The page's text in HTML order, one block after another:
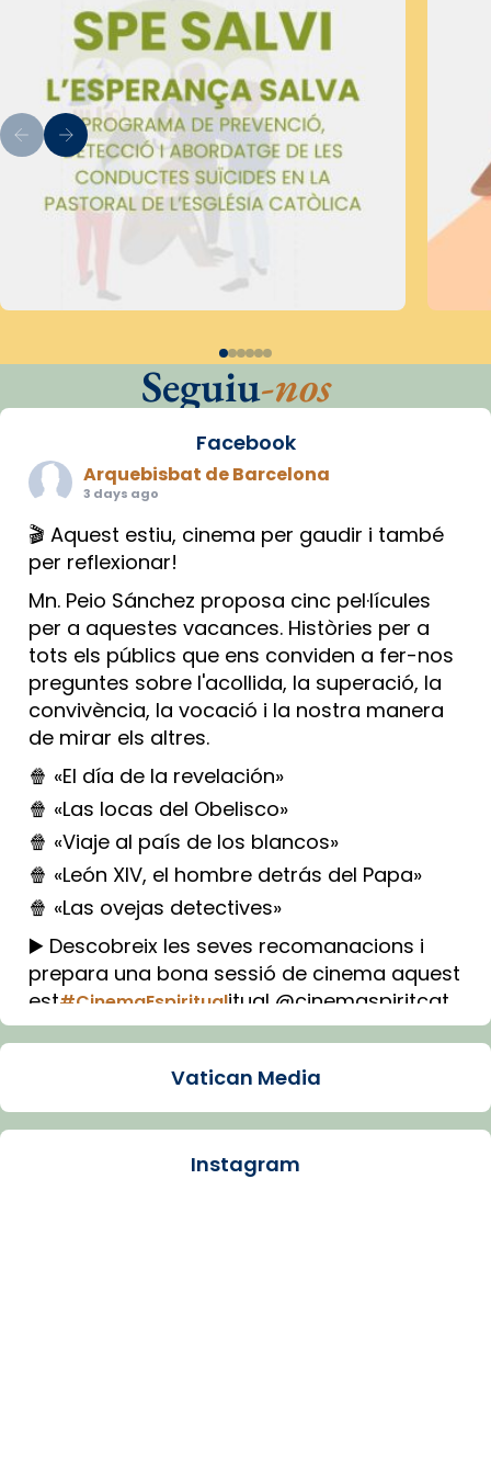
Seguiu-nos
Facebook
Arquebisbat de Barcelona
3 days ago
🎬 Aquest estiu, cinema per gaudir i també
per reflexionar!
Mn. Peio Sánchez proposa cinc pel·lícules
per a aquestes vacances. Històries per a
tots els públics que ens conviden a fer-nos
preguntes sobre l'acollida, la superació, la
convivència, la vocació i la nostra manera
de mirar els altres.
🍿 «El día de la revelación»
🍿 «Las locas del Obelisco»
🍿 «Viaje al país de los blancos»
🍿 «León XIV, el hombre detrás del Papa»
🍿 «Las ovejas detectives»
▶️ Descobreix les seves recomanacions i
prepara una bona sessió de cinema aquest
est#CinemaEspiritualitual @cinemaspiritcat
Imatge: Generada amb IA (OpenAI)
Arquebisbat de Barcelona
Vatican Media
Instagram